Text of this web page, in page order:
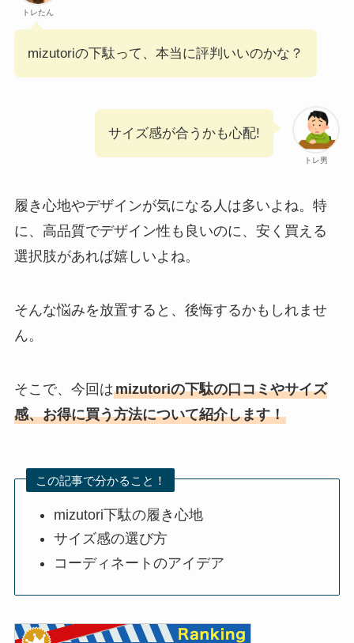
トレたん
mizutoriの下駄って、本当に評判いいのかな？
トレ男
サイズ感が合うかも心配!
履き心地やデザインが気になる人は多いよね。特
に、高品質でデザイン性も良いのに、安く買える
選択肢があれば嬉しいよね。
そんな悩みを放置すると、後悔するかもしれませ
ん。
そこで、今回はmizutoriの下駄の口コミやサイズ
感、お得に買う方法について紹介します！
この記事で分かること！
mizutori下駄の履き心地
サイズ感の選び方
コーディネートのアイデア